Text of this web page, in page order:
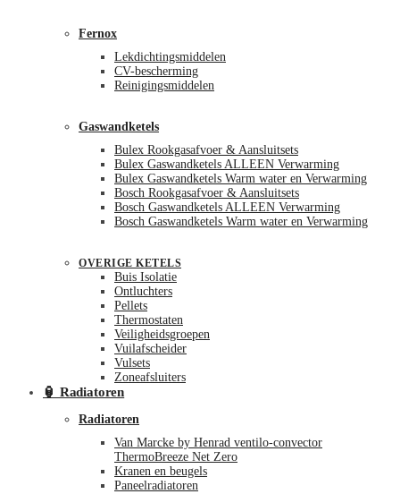
Fernox
Lekdichtingsmiddelen
CV-bescherming
Reinigingsmiddelen
Gaswandketels
Bulex Rookgasafvoer & Aansluitsets
Bulex Gaswandketels ALLEEN Verwarming
Bulex Gaswandketels Warm water en Verwarming
Bosch Rookgasafvoer & Aansluitsets
Bosch Gaswandketels ALLEEN Verwarming
Bosch Gaswandketels Warm water en Verwarming
OVERIGE KETELS
Buis Isolatie
Ontluchters
Pellets
Thermostaten
Veiligheidsgroepen
Vuilafscheider
Vulsets
Zoneafsluiters
🏮 Radiatoren
Radiatoren
Van Marcke by Henrad ventilo-convector
ThermoBreeze Net Zero
Kranen en beugels
Paneelradiatoren